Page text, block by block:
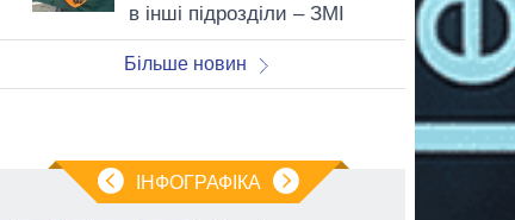
в інші підрозділи – ЗМІ
Більше новин
ІНФОГРАФІКА